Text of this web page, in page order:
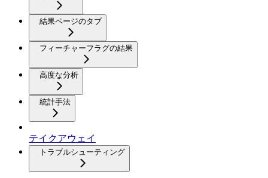
結果ページのタブ
フィーチャーフラグの結果
高度な分析
統計手法
テイクアウェイ
トラブルシューティング